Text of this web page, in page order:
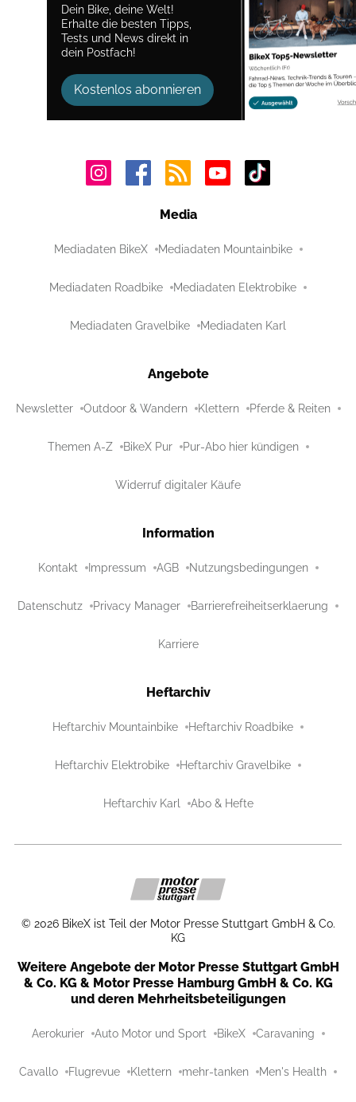
Dein Bike, deine Welt!
Erhalte die besten Tipps,
Tests und News direkt in
dein Postfach!
Kostenlos abonnieren
Media
Mediadaten BikeX Mediadaten Mountainbike
Mediadaten Roadbike Mediadaten Elektrobike
Mediadaten Gravelbike Mediadaten Karl
Angebote
Newsletter Outdoor & Wandern Klettern Pferde & Reiten
Themen A-Z BikeX Pur Pur-Abo hier kündigen
Widerruf digitaler Käufe
Information
Kontakt Impressum AGB Nutzungsbedingungen
Datenschutz Privacy Manager Barrierefreiheitserklaerung
Karriere
Heftarchiv
Heftarchiv Mountainbike Heftarchiv Roadbike
Heftarchiv Elektrobike Heftarchiv Gravelbike
Heftarchiv Karl Abo & Hefte
© 2026 BikeX ist Teil der Motor Presse Stuttgart GmbH & Co.
KG
Weitere Angebote der Motor Presse Stuttgart GmbH
& Co. KG & Motor Presse Hamburg GmbH & Co. KG
und deren Mehrheitsbeteiligungen
Aerokurier Auto Motor und Sport BikeX Caravaning
Cavallo Flugrevue Klettern mehr-tanken Men's Health